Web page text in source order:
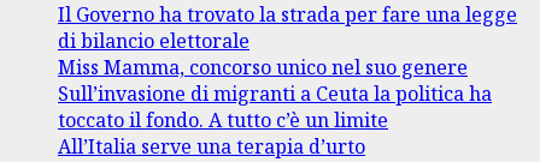
Il Governo ha trovato la strada per fare una legge
di bilancio elettorale
Miss Mamma, concorso unico nel suo genere
Sull’invasione di migranti a Ceuta la politica ha
toccato il fondo. A tutto c’è un limite
All’Italia serve una terapia d’urto